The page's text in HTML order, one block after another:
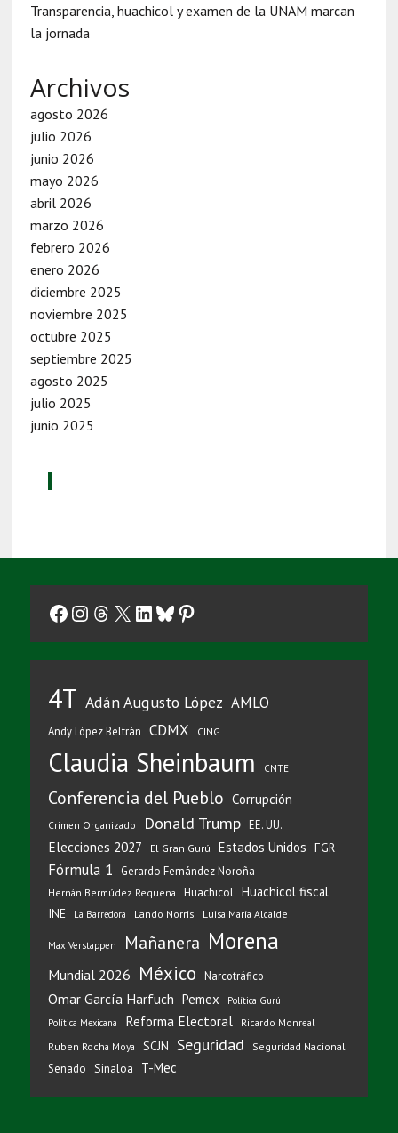
Transparencia, huachicol y examen de la UNAM marcan
la jornada
Archivos
agosto 2026
julio 2026
junio 2026
mayo 2026
abril 2026
marzo 2026
febrero 2026
enero 2026
diciembre 2025
noviembre 2025
octubre 2025
septiembre 2025
agosto 2025
julio 2025
junio 2025
Facebook
Instagram
Threads
X LinkedIn
Bluesky
Pinterest
4T Adán Augusto López AMLO
Andy López Beltrán CDMX CJNG
Claudia Sheinbaum CNTE
Conferencia del Pueblo Corrupción
Crimen Organizado Donald Trump EE. UU.
Elecciones 2027 El Gran Gurú Estados Unidos FGR
Fórmula 1 Gerardo Fernández Noroña
Hernán Bermúdez Requena Huachicol Huachicol fiscal
INE La Barredora Lando Norris Luisa María Alcalde
Max Verstappen Mañanera Morena
Mundial 2026 México Narcotráfico
Omar García Harfuch Pemex
Política Gurú
Política Mexicana
Reforma Electoral
Ricardo Monreal
Ruben Rocha Moya
SCJN Seguridad Seguridad Nacional
Senado Sinaloa T-Mec